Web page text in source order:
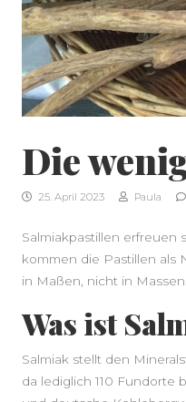
Die
25. April 2023 Paula
Salmiakpastillen erfreuen
kommen die Pastillen als
in Maßen, nicht in
Was ist
Salmiak stellt den
da lediglich 110 Fundorte